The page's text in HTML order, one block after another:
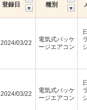
登録日 種別
2024/03/22
電気式パッケ
ージエアコン
2024/03/22
電気式パッケ
ージエアコン